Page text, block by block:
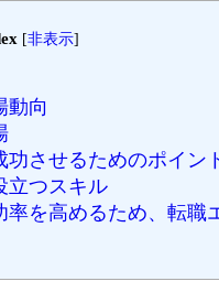
[非表示]
動向
功させるためのポイン
立つスキル
率を高めるため、転職